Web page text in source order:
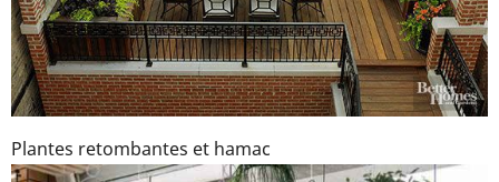
Plantes retombantes et hamac